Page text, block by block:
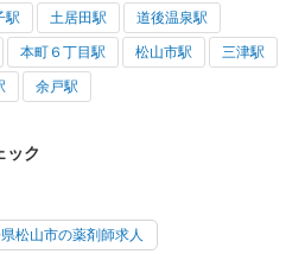
駅 土居田駅 道後温泉駅
本町６丁目駅 松山市駅 三津駅
余戸駅
ック
松山市の薬剤師求人